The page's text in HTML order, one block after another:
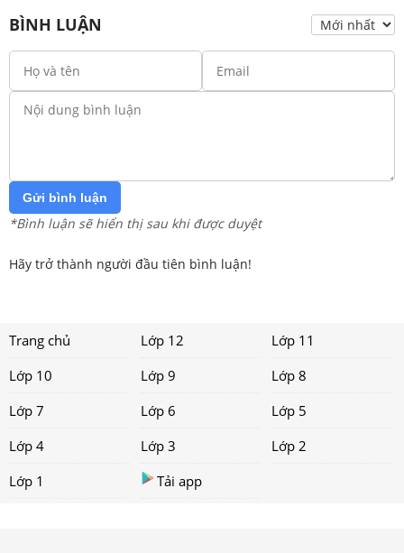
BÌNH LUẬN
Gửi bình luận
*Bình luận sẽ hiển thị sau khi được duyệt
Hãy trở thành người đầu tiên bình luận!
Trang chủ Lớp 12
Lớp 11
Lớp 10
Lớp 9
Lớp 8
Lớp 7
Lớp 6
Lớp 5
Lớp 4
Lớp 3
Lớp 2
Lớp 1
Tải app